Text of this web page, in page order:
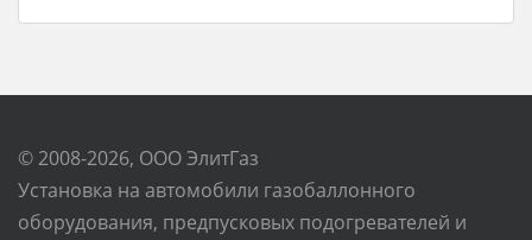
© 2008-2026, ООО ЭлитГаз
Установка на автомобили газобаллонного
оборудования, предпусковых подогревателей и